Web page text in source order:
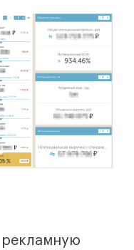
рекламную